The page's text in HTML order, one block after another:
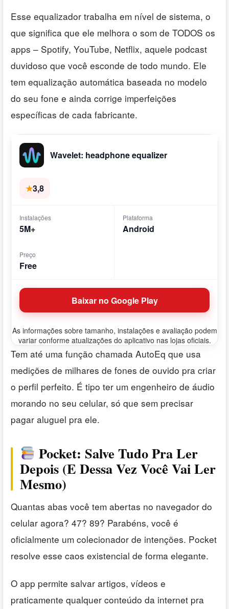
Esse equalizador trabalha em nível de sistema, o
que significa que ele melhora o som de TODOS os
apps – Spotify, YouTube, Netflix, aquele podcast
duvidoso que você esconde de todo mundo. Ele
tem equalização automática baseada no modelo
do seu fone e ainda corrige imperfeições
específicas de cada fabricante.
Wavelet: headphone equalizer
★3,8
Instalações
5M+
Plataforma
Android
Preço
Free
Baixar no Google Play
As informações sobre tamanho, instalações e avaliação podem
variar conforme atualizações do aplicativo nas lojas oficiais.
Tem até uma função chamada AutoEq que usa
medições de milhares de fones de ouvido pra criar
o perfil perfeito. É tipo ter um engenheiro de áudio
morando no seu celular, só que sem precisar
pagar aluguel pra ele.
Pocket: Salve Tudo Pra Ler
Depois (E Dessa Vez Você Vai Ler
Mesmo)
Quantas abas você tem abertas no navegador do
celular agora? 47? 89? Parabéns, você é
oficialmente um colecionador de intenções. Pocket
resolve esse caos existencial de forma elegante.
O app permite salvar artigos, vídeos e
praticamente qualquer conteúdo da internet pra